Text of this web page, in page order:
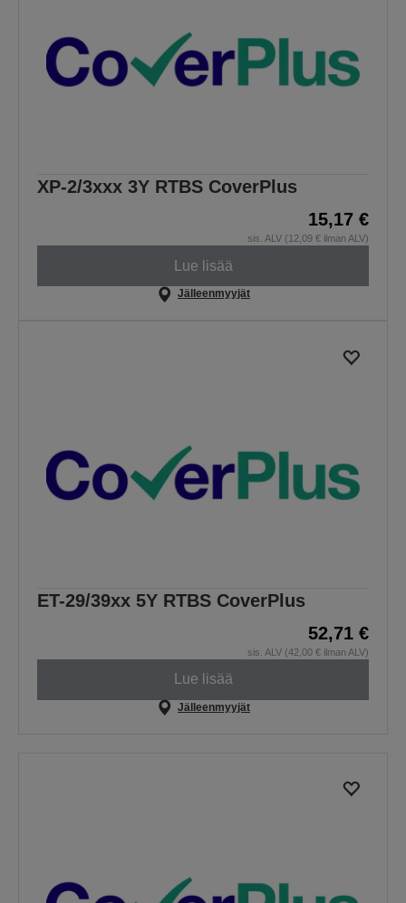
XP-2/3xxx 3Y RTBS CoverPlus
15,17 €
sis. ALV (12,09 € ilman ALV)
Lue lisää
Jälleenmyyjät
ET-29/39xx 5Y RTBS CoverPlus
52,71 €
sis. ALV (42,00 € ilman ALV)
Lue lisää
Jälleenmyyjät